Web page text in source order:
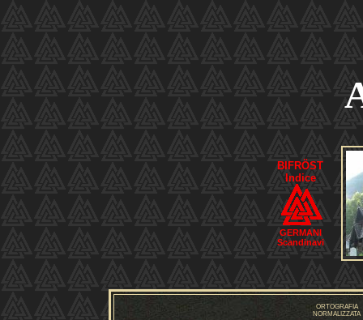
BIFRÖST
Indice
GERMANI
Scandinavi
ORTOGRAFIA
NORMALIZZATA